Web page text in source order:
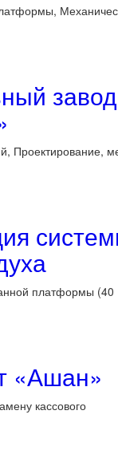
завод
Проектирование,
платформы (40
«Ашан»
кассового